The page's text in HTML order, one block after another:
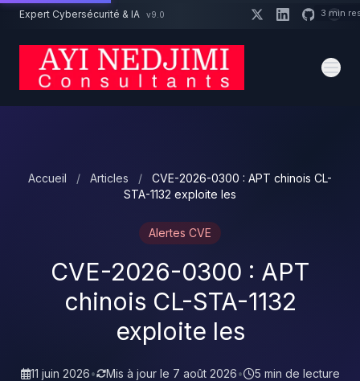
Aller au contenu principal
Expert Cybersécurité & IA v9.0
Accueil / Articles /
CVE-2026-0300 : APT chinois CL-
STA-1132 exploite les
Alertes CVE
CVE-2026-0300 : APT
chinois CL-STA-1132
exploite les
11 juin 2026• Mis à jour le 7 août 2026•
5 min de lecture
Un projet cybersécurité ? 3 min